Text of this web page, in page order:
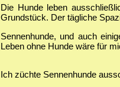
Die Hunde leben
Grundstück. Der tägliche
Sennenhunde, und auch
Leben ohne Hunde wäre für
Ich züchte Sennenhunde